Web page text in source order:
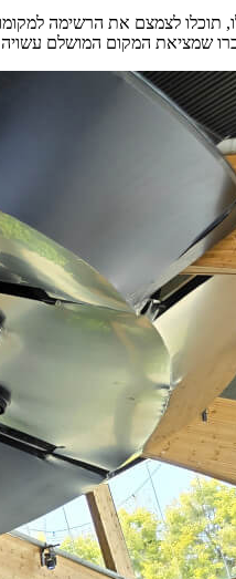
תוכלו לצמצם את הרשימה
שמציאת המקום המושלם עשויה